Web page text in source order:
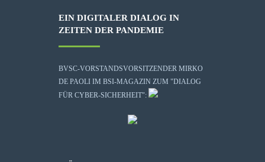
EIN DIGITALER DIALOG IN
ZEITEN DER PANDEMIE
BVSC-VORSTANDSVORSITZENDER MIRKO
DE PAOLI IM BSI-MAGAZIN ZUM "DIALOG
FÜR CYBER-SICHERHEIT":